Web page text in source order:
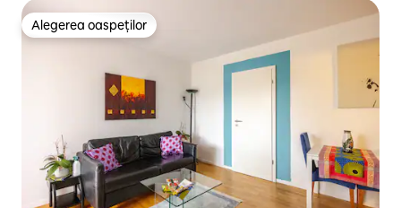
Alegerea oaspeților
Alegerea oaspeților